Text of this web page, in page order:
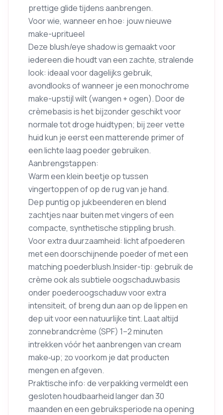
prettige glide tijdens aanbrengen.
Voor wie, wanneer en hoe: jouw nieuwe
make-upritueel
Deze blush/eye shadow is gemaakt voor
iedereen die houdt van een zachte, stralende
look: ideaal voor dagelijks gebruik,
avondlooks of wanneer je een monochrome
make-upstijl wilt (wangen + ogen). Door de
crèmebasis is het bijzonder geschikt voor
normale tot droge huidtypen; bij zeer vette
huid kun je eerst een matterende primer of
een lichte laag poeder gebruiken.
Aanbrengstappen:
Warm een klein beetje op tussen
vingertoppen of op de rug van je hand.
Dep puntig op jukbeenderen en blend
zachtjes naar buiten met vingers of een
compacte, synthetische stippling brush.
Voor extra duurzaamheid: licht afpoederen
met een doorschijnende poeder of met een
matching poederblush.Insider-tip: gebruik de
crème ook als subtiele oogschaduwbasis
onder poederoogschaduw voor extra
intensiteit, of breng dun aan op de lippen en
dep uit voor een natuurlijke tint. Laat altijd
zonnebrandcrème (SPF) 1–2 minuten
intrekken vóór het aanbrengen van cream
make‑up; zo voorkom je dat producten
mengen en afgeven.
Praktische info: de verpakking vermeldt een
gesloten houdbaarheid langer dan 30
maanden en een gebruiksperiode na opening